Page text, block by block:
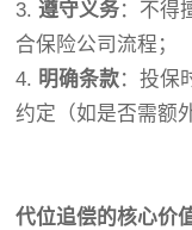
3.遵守义务：不得
合保险公司流程；
4. 明确条款：投保
约定（如是否需额
代位追偿的核心价